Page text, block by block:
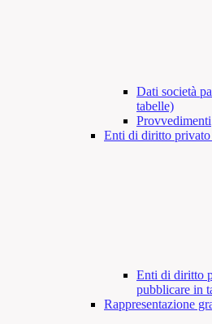
Dati società
tabelle)
Provvedimenti
Enti di diritto
Enti di diritto
pubblicare in
Rappresentazione